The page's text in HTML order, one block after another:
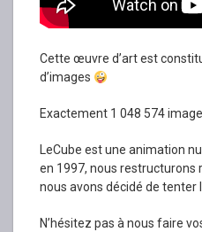
Cette œuvre d’art est
d’images
Exactement 1 048 574
LeCube est une animation
en 1997, nous restructurons
nous avons décidé de tenter
N’hésitez pas à nous faire